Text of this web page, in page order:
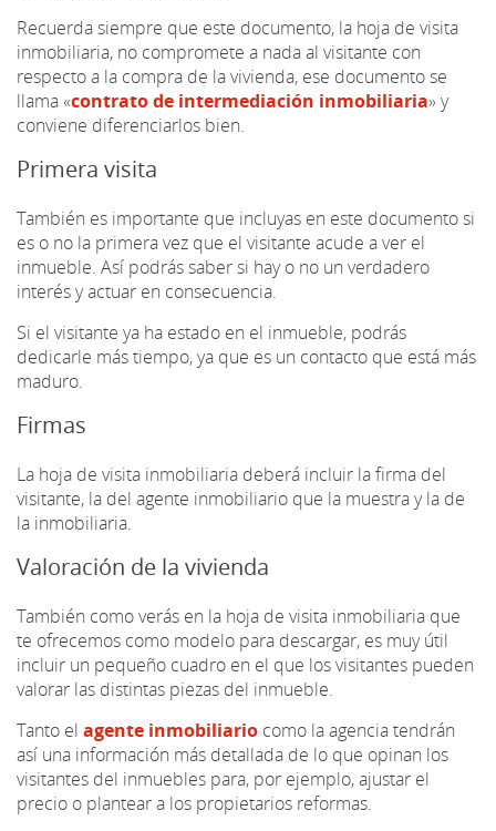
Recuerda siempre que este documento, la hoja de visita
inmobiliaria, no compromete a nada al visitante con
respecto a la compra de la vivienda, ese documento se
llama «contrato de intermediación inmobiliaria» y
conviene diferenciarlos bien.
Primera visita
También es importante que incluyas en este documento si
es o no la primera vez que el visitante acude a ver el
inmueble. Así podrás saber si hay o no un verdadero
interés y actuar en consecuencia.
Si el visitante ya ha estado en el inmueble, podrás
dedicarle más tiempo, ya que es un contacto que está más
maduro.
Firmas
La hoja de visita inmobiliaria deberá incluir la firma del
visitante, la del agente inmobiliario que la muestra y la de
la inmobiliaria.
Valoración de la vivienda
También como verás en la hoja de visita inmobiliaria que
te ofrecemos como modelo para descargar, es muy útil
incluir un pequeño cuadro en el que los visitantes pueden
valorar las distintas piezas del inmueble.
Tanto el agente inmobiliario como la agencia tendrán
así una información más detallada de lo que opinan los
visitantes del inmuebles para, por ejemplo, ajustar el
precio o plantear a los propietarios reformas.